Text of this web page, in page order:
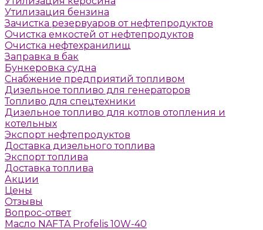
Утилизация бензина
Зачистка резервуаров от нефтепродуктов
Очистка емкостей от нефтепродуктов
Очистка нефтехранилищ
Заправка в бак
Бункеровка судна
Снабжение предприятий топливом
Дизельное топливо для генераторов
Топливо для спецтехники
Дизельное топливо для котлов отопления и
котельных
Экспорт нефтепродуктов
Доставка дизельного топлива
Экспорт топлива
Доставка топлива
Акции
Цены
Отзывы
Вопрос-ответ
Масло NAFTA Profelis 10W-40